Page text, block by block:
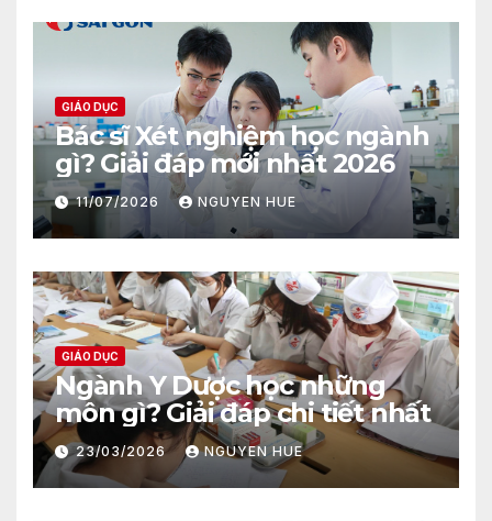
GIÁO DỤC
Bác sĩ Xét nghiệm học ngành
gì? Giải đáp mới nhất 2026
11/07/2026 NGUYEN HUE
GIÁO DỤC
Ngành Y Dược học những
môn gì? Giải đáp chi tiết nhất
23/03/2026 NGUYEN HUE